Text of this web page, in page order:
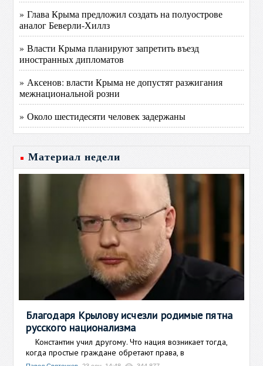
» Глава Крыма предложил создать на полуострове
аналог Беверли-Хиллз
» Власти Крыма планируют запретить въезд
иностранных дипломатов
» Аксенов: власти Крыма не допустят разжигания
межнациональной розни
» Около шестидесяти человек задержаны
Материал недели
Благодаря Крылову исчезли родимые пятна
русского национализма
Константин учил другому. Что нация возникает тогда,
когда простые граждане обретают права, в